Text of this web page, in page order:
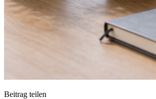
Beitrag teilen